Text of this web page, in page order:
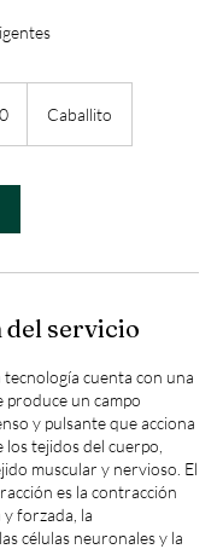
Caballito
servicio
cuenta con una
produce un campo
y pulsante que acciona
tejidos del cuerpo,
muscular y nervioso. El
es la contracción
forzada, la
células neuronales y la